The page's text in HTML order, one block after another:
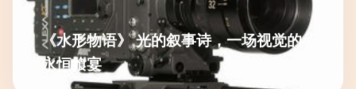
《水形物语》 光的叙事诗，一场视觉的
永恒飨宴